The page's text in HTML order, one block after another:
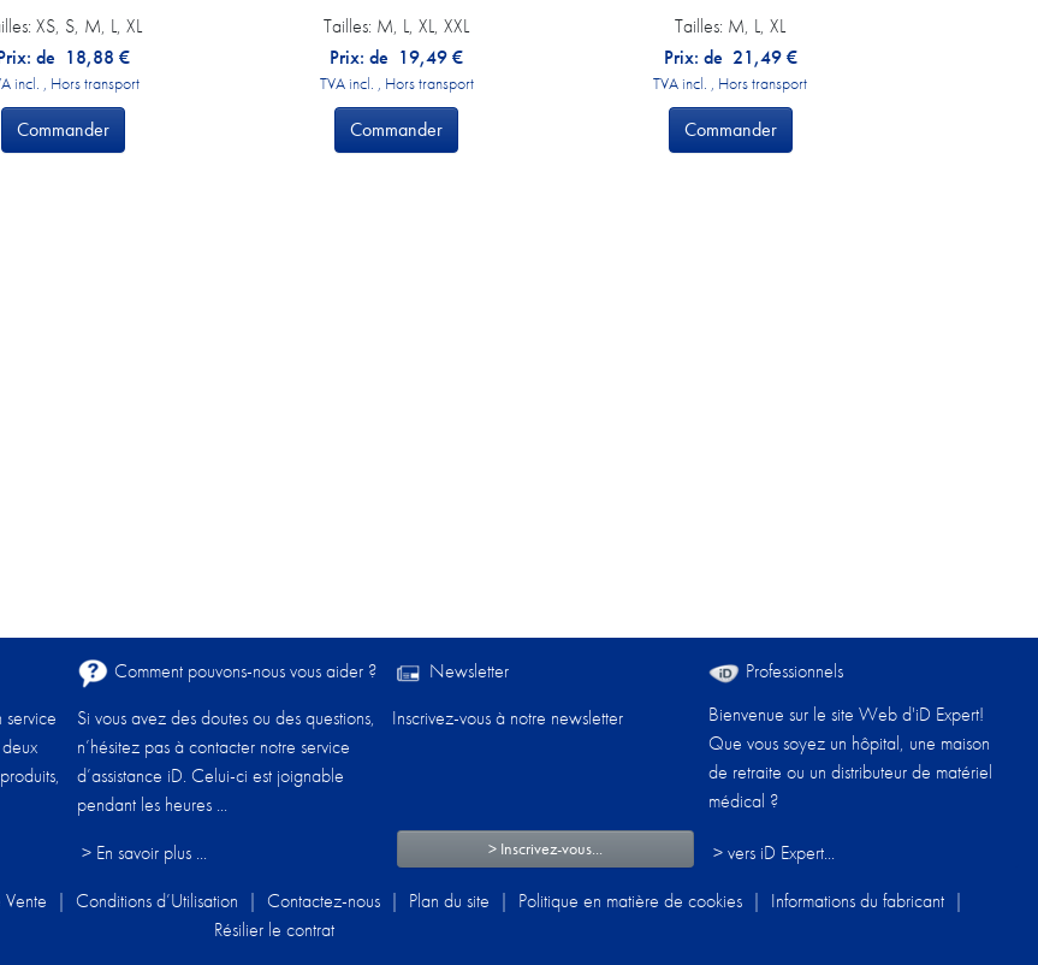
XS, S, M, L, XL
de 18,88 €
incl. , Hors transport
Commander
Tailles: M, L, XL, XXL
Prix: de 19,49 €
TVA incl. , Hors transport
Commander
Tailles: M, L, XL
Prix: de 21,49 €
TVA incl. , Hors transport
Commander
service
Comment pouvons-nous vous aider ?​
Si vous avez des doutes ou des questions,
n’hésitez pas à contacter notre service
d’assistance iD. Celui-ci est joignable
pendant les heures ...
> En savoir plus ...
Newsletter
Inscrivez-vous à notre newsletter
> Inscrivez-vous...
Professionnels
Bienvenue sur le site Web d'iD Expert!
Que vous soyez un hôpital, une maison
de retraite ou un distributeur de matériel
médical ?
> vers iD Expert...
| Conditions d’Utilisation | Contactez-nous | Plan du site | Politique en matière de cookies | Informations du fabricant |
Résilier le contrat